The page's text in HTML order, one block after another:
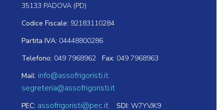
35133 PADOVA (PD)
Codice Fiscale: 92183110284
Partita IVA: 04448800286
Telefono: 049 7968962 Fax: 049 7968963
Mail: info@assofrigoristi.it
segreteria@assofrigoristi.it
PEC: assofrigoristi@pec.it SDI: W7YVJK9